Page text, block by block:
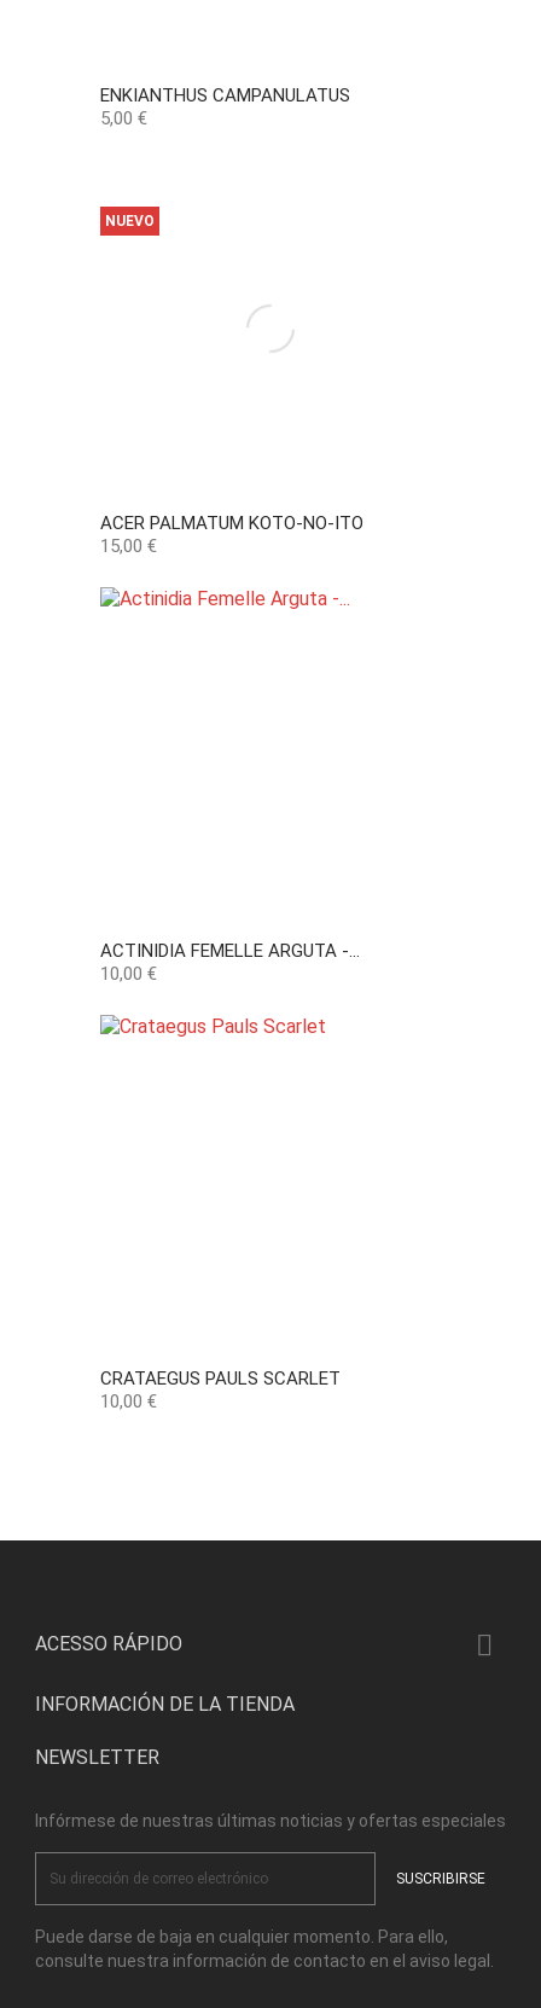
ENKIANTHUS CAMPANULATUS
Precio
5,00 €
ACER PALMATUM KOTO-NO-ITO
Precio
15,00 €
NUEVO
ACTINIDIA FEMELLE ARGUTA -...
Precio
10,00 €
CRATAEGUS PAULS SCARLET
Precio
10,00 €
ACESSO RÁPIDO 
INFORMACIÓN DE LA TIENDA
NEWSLETTER
Infórmese de nuestras últimas noticias y ofertas especiales
Puede darse de baja en cualquier momento. Para ello,
consulte nuestra información de contacto en el aviso legal.